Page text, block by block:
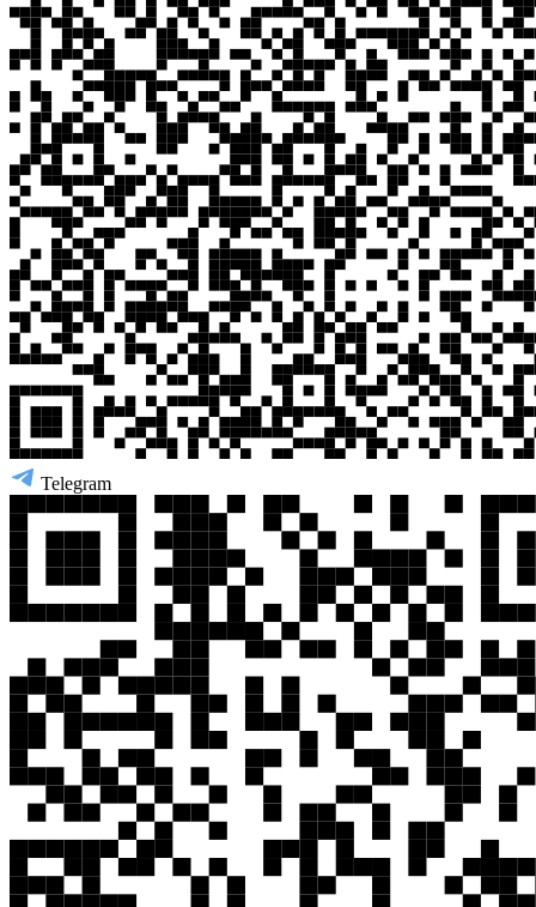
Telegram